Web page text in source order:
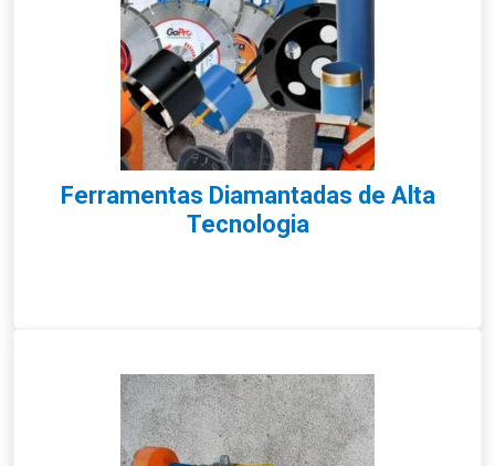
Ferramentas Diamantadas de Alta
Tecnologia